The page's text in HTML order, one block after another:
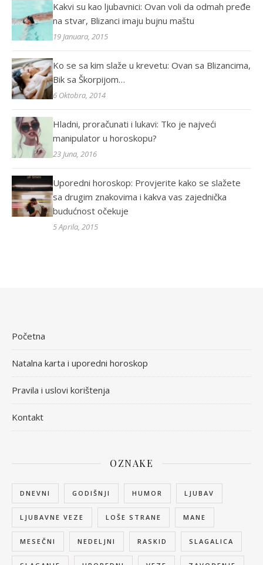
Kakvi su kao ljubavnici: Ovan voli da odmah pređe
na stvar, Blizanci imaju bujnu maštu
19 Januara, 2015
Ko se sa kim slaže u krevetu: Ovan sa Blizancima,
Bik sa Škorpijom…
6 Oktobra, 2014
Hladni, proračunati i lukavi: Tko je najveći
manipulator u horoskopu?
23 Juna, 2016
Uporedni horoskop: Provjerite kako se slažete
sa drugim znakovima i kakva vas zajednička
budućnost očekuje
5 Aprila, 2015
Početna
Natalna karta i uporedni horoskop
Pravila i uslovi korištenja
Kontakt
OZNAKE
DNEVNI GODIŠNJI HUMOR LJUBAV
LJUBAVNE VEZE LOŠE STRANE MANE
MESEČNI NEDELJNI RASKID SLAGALICA